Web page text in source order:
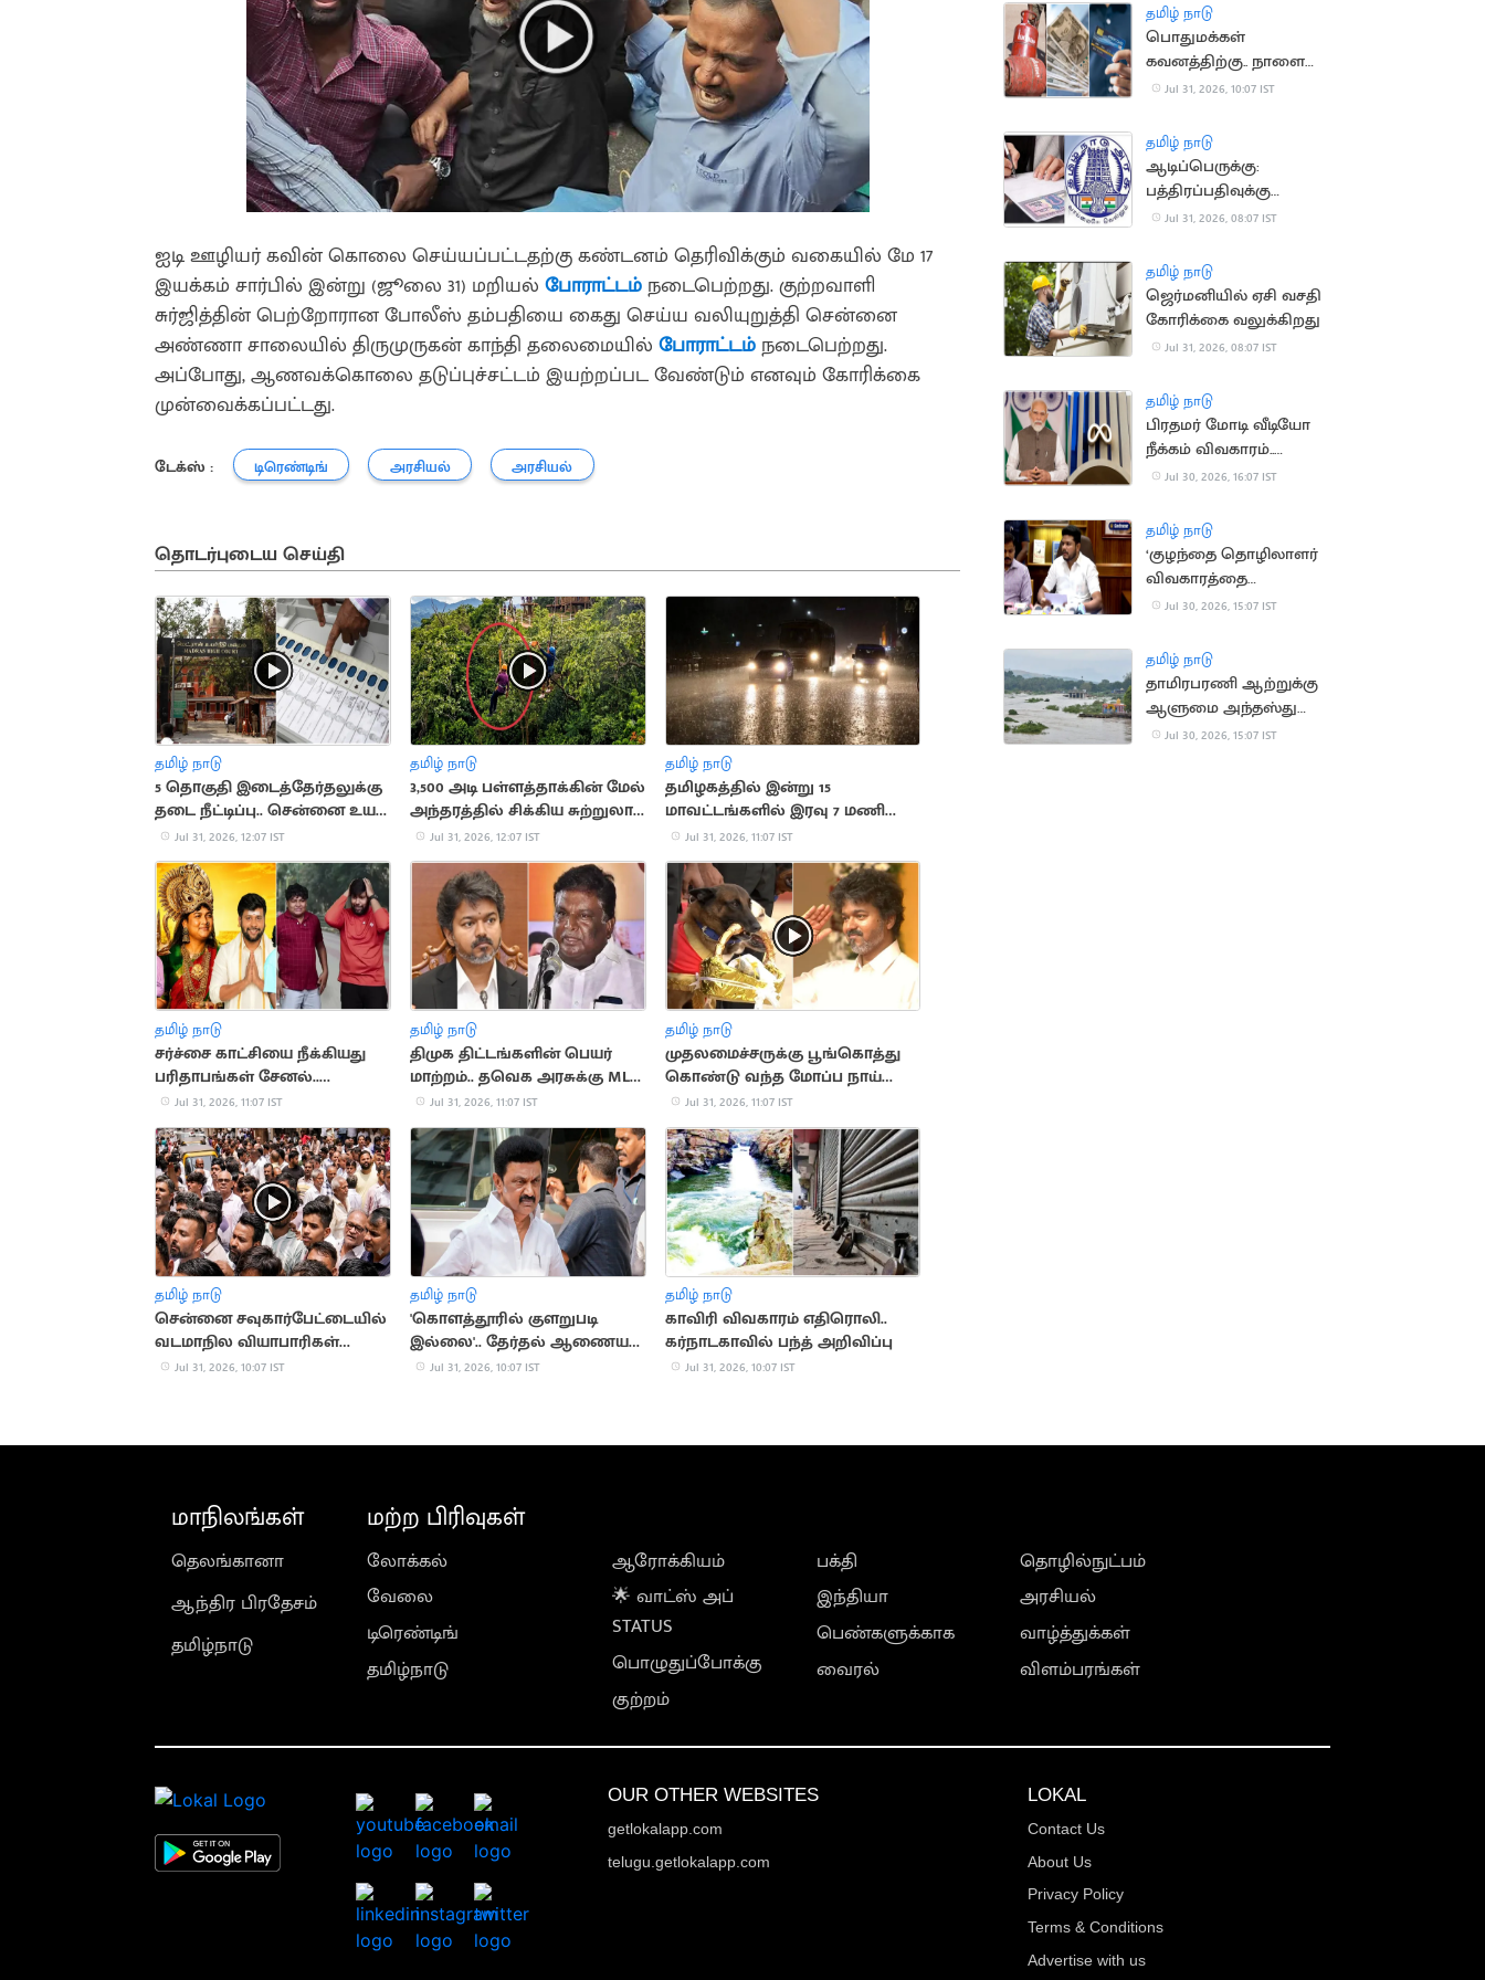
ஐடி ஊழியர் கவின் கொலை செய்யப்பட்டதற்கு கண்டனம் தெரிவிக்கும் வகையில் மே 17
இயக்கம் சார்பில் இன்று (ஜூலை 31) மறியல்போராட்டம்நடைபெற்றது. குற்றவாளி
சுர்ஜித்தின் பெற்றோரான போலீஸ் தம்பதியை கைது செய்ய வலியுறுத்தி சென்னை
அண்ணா சாலையில் திருமுருகன் காந்தி தலைமையில்போராட்டம்நடைபெற்றது.
அப்போது, ஆணவக்கொலை தடுப்புச்சட்டம் இயற்றப்பட வேண்டும் எனவும் கோரிக்கை
முன்வைக்கப்பட்டது.
டேக்ஸ் : டிரெண்டிங் அரசியல் அரசியல்
தொடர்புடைய செய்தி
தமிழ் நாடு
5 தொகுதி இடைத்தேர்தலுக்கு
தடை நீட்டிப்பு.. சென்னை உயர்
நீதிமன்றம் உத்தரவு
Jul 31, 2026, 12:07 IST
தமிழ் நாடு
3,500 அடி பள்ளத்தாக்கின் மேல்
அந்தரத்தில் சிக்கிய சுற்றுலாப்
பயணி
Jul 31, 2026, 12:07 IST
தமிழ் நாடு
தமிழகத்தில் இன்று 15
மாவட்டங்களில் இரவு 7 மணி
வரை மழைக்கு வாய்ப்பு
Jul 31, 2026, 11:07 IST
தமிழ் நாடு
சர்ச்சை காட்சியை நீக்கியது
பரிதாபங்கள் சேனல்..
வெளியிட்ட விளக்கம்
Jul 31, 2026, 11:07 IST
தமிழ் நாடு
திமுக திட்டங்களின் பெயர்
மாற்றம்.. தவெக அரசுக்கு MLA
சிவசங்கர் கண்டனம்
Jul 31, 2026, 11:07 IST
தமிழ் நாடு
முதலமைச்சருக்கு பூங்கொத்து
கொண்டு வந்த மோப்ப நாய்
'ராக்கி'
Jul 31, 2026, 11:07 IST
தமிழ் நாடு
சென்னை சவுகார்பேட்டையில்
வடமாநில வியாபாரிகள்
போராட்டம்
Jul 31, 2026, 10:07 IST
தமிழ் நாடு
'கொளத்தூரில் குளறுபடி
இல்லை'.. தேர்தல் ஆணையம்
தகவல்
Jul 31, 2026, 10:07 IST
தமிழ் நாடு
காவிரி விவகாரம் எதிரொலி..
கர்நாடகாவில் பந்த் அறிவிப்பு
Jul 31, 2026, 10:07 IST
தமிழ் நாடு
பொதுமக்கள்
கவனத்திற்கு.. நாளை
முதல் அமலாகும் புதிய
Jul 31, 2026, 10:07 IST
தமிழ் நாடு
ஆடிப்பெருக்கு:
பத்திரப்பதிவுக்கு
கூடுதல் டோக்கன்கள்
Jul 31, 2026, 08:07 IST
தமிழ் நாடு
ஜெர்மனியில் ஏசி வசதி
கோரிக்கை வலுக்கிறது
Jul 31, 2026, 08:07 IST
தமிழ் நாடு
பிரதமர் மோடி வீடியோ
நீக்கம் விவகாரம்..
மெட்டாவுக்கு மீண்டும்
Jul 30, 2026, 16:07 IST
தமிழ் நாடு
‘குழந்தை தொழிலாளர்
விவகாரத்தை
கண்காணிக்க சிறப்பு
பர்வேஸ் தகவல்
Jul 30, 2026, 15:07 IST
தமிழ் நாடு
தாமிரபரணி ஆற்றுக்கு
ஆளுமை அந்தஸ்து
வழங்கிய நீதிமன்றம்
Jul 30, 2026, 15:07 IST
மாநிலங்கள்
தெலங்கானா
ஆந்திர பிரதேசம்
தமிழ்நாடு
மற்ற பிரிவுகள்
லோக்கல்
வேலை
டிரெண்டிங்
தமிழ்நாடு
ஆரோக்கியம்
🌟 வாட்ஸ் அப்
STATUS
பொழுதுப்போக்கு
குற்றம்
பக்தி
இந்தியா
பெண்களுக்காக
வைரல்
தொழில்நுட்பம்
அரசியல்
வாழ்த்துக்கள்
விளம்பரங்கள்
OUR OTHER WEBSITES
getlokalapp.com
telugu.getlokalapp.com
LOKAL
Contact Us
About Us
Privacy Policy
Terms & Conditions
Advertise with us